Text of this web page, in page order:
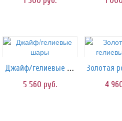
Джайф/гелиевые шары
5 560 руб. 4